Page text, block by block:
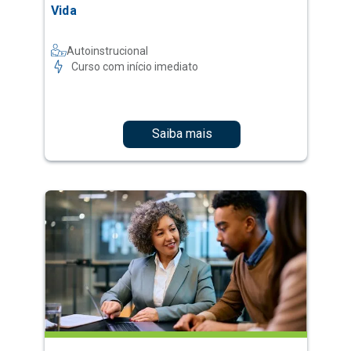
Vida
Autoinstrucional
Curso com início imediato
Saiba mais